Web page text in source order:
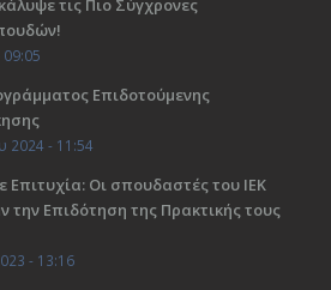
τις Πιο Σύγχρονες
09:05
Επιδοτούμενης
2024 - 11:54
Επιτυχία: Οι σπουδαστές του ΙΕΚ
την Επιδότηση της Πρακτικής τους
- 13:16